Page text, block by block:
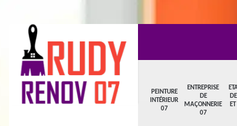
PEINTURE
INTÉRIEUR
07
ENTREPRISE
DE
MAÇONNERIE
07